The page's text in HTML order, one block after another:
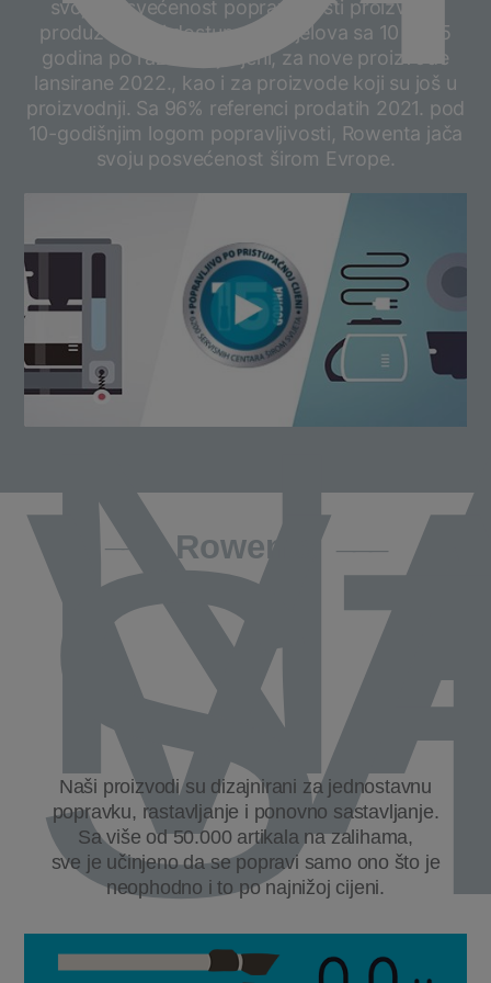
svoju posvećenost popravljivosti proizvoda
produžavajući dostupnost dijelova sa 10 na 15
godina po razumnoj cijeni, za nove proizvode
lansirane 2022., kao i za proizvode koji su još u
proizvodnji. Sa 96% referenci prodatih 2021. pod
10-godišnjim logom popravljivosti, Rowenta jača
svoju posvećenost širom Evrope.
Rowenta
Naši proizvodi su dizajnirani za jednostavnu
popravku, rastavljanje i ponovno sastavljanje.
Sa više od 50.000 artikala na zalihama,
sve je učinjeno da se popravi samo ono što je
neophodno i to po najnižoj cijeni.